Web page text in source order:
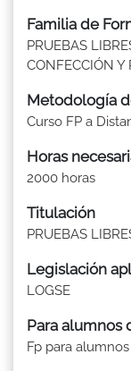
Familia de
PRUEBAS
CONFECCIÓN Y
Metodología
Curso FP a
Horas
2000 horas
Titulación
PRUEBAS
Legislación
LOGSE
Para alumnos
Fp para